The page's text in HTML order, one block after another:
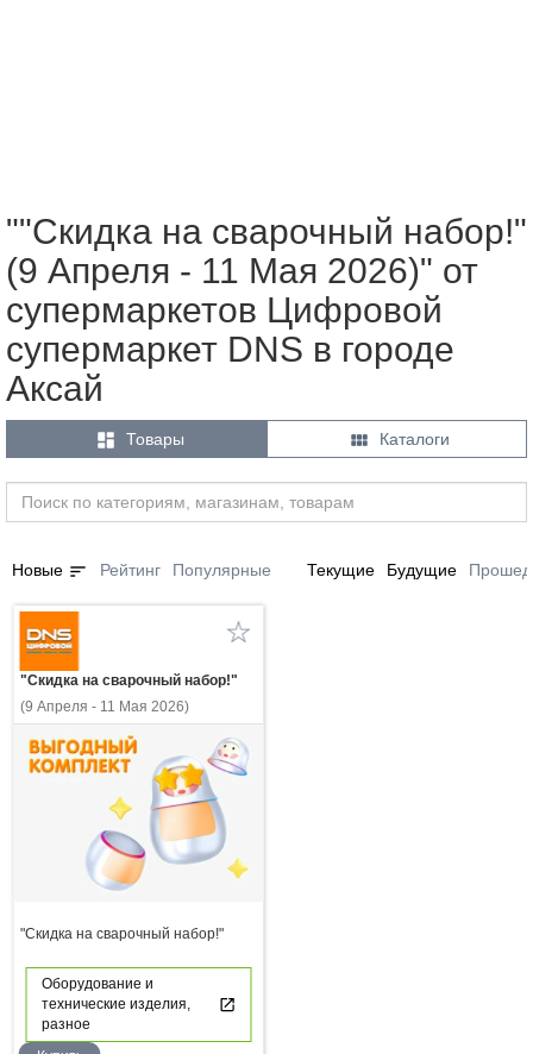
""Скидка на сварочный набор!"
(9 Апреля - 11 Мая 2026)" от
супермаркетов Цифровой
супермаркет DNS в городе
Аксай
 Товары  Каталоги
Новые sort Рейтинг Популярные Текущие Будущие
"Скидка на сварочный набор!"
(9 Апреля - 11 Мая 2026)
"Скидка на сварочный набор!"
Оборудование и
технические изделия,
разное